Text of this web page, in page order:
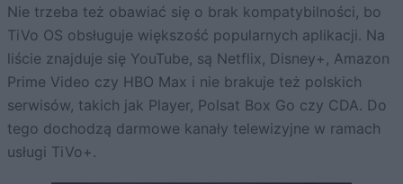
Nie trzeba też obawiać się o brak kompatybilności, bo
TiVo OS obsługuje większość popularnych aplikacji. Na
liście znajduje się YouTube, są Netflix, Disney+, Amazon
Prime Video czy HBO Max i nie brakuje też polskich
serwisów, takich jak Player, Polsat Box Go czy CDA. Do
tego dochodzą darmowe kanały telewizyjne w ramach
usługi TiVo+.